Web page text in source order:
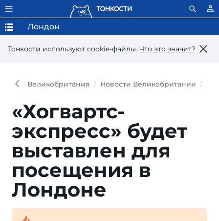
Тонкости используют сookie-файлы. Что это значит?
Лондон
Великобритания Новости Великобритании
«Хогвартс-
экспресс» будет
выставлен для
посещения в
Лондоне